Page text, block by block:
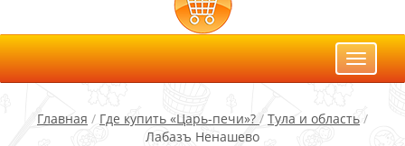
Toggle
Главная / Где купить «Царь-печи»? / Тула и область /
Лабазъ Ненашево